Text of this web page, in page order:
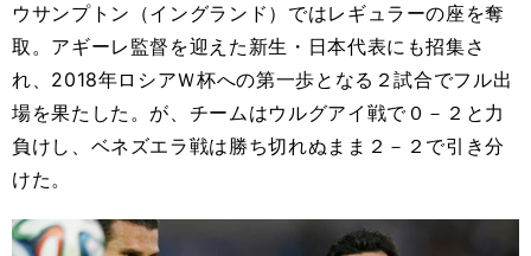
ウサンプトン（イングランド）ではレギュラーの座を奪
取。アギーレ監督を迎えた新生・日本代表にも招集さ
れ、2018年ロシアＷ杯への第一歩となる２試合でフル出
場を果たした。が、チームはウルグアイ戦で０－２と力
負けし、ベネズエラ戦は勝ち切れぬまま２－２で引き分
けた。